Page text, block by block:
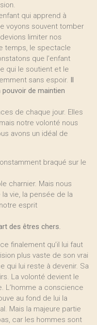
qui apprend à
voyons souvent tomber
limiter nos
temps, le spectacle
que l’enfant
qui le soutient et le
sans espoir. Il
de maintien
de chaque jour. Elles
notre volonté nous
avons un idéal de
braqué sur le
charnier. Mais nous
vie, la pensée de la
esprit
des êtres chers.
finalement qu’il lui faut
plus vaste de son vrai
qui lui reste à devenir. Sa
La volonté devient le
L’homme a conscience
au fond de lui la
Mais la majeure partie
car les hommes sont